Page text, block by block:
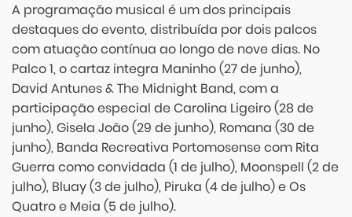
A programação musical é um dos principais
destaques do evento, distribuída por dois palcos
com atuação contínua ao longo de nove dias. No
Palco 1, o cartaz integra Maninho (27 de junho),
David Antunes & The Midnight Band, com a
participação especial de Carolina Ligeiro (28 de
junho), Gisela João (29 de junho), Romana (30 de
junho), Banda Recreativa Portomosense com Rita
Guerra como convidada (1 de julho), Moonspell (2 de
julho), Bluay (3 de julho), Piruka (4 de julho) e Os
Quatro e Meia (5 de julho).